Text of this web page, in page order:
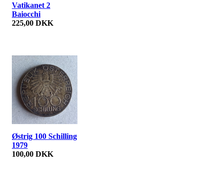
Vatikanet 2
Baiocchi
225,00 DKK
Østrig 100 Schilling
1979
100,00 DKK